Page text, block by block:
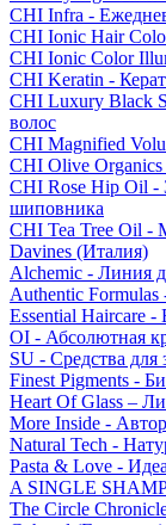
CHI Infra -
CHI Ionic Hair
CHI Ionic Color
CHI Keratin -
CHI Luxury Black
волос
CHI Magnified
CHI Olive Organics
CHI Rose Hip Oil -
шиповника
CHI Tea Tree Oil -
Davines (Италия)
Alchemic - Линия
Authentic Formulas
Essential Haircare
OI - Абсолютная
SU - Средства
Finest Pigments -
Heart Of Glass –
More Inside -
Natural Tech -
Pasta & Love -
A SINGLE
The Circle